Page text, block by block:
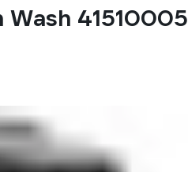
41510005